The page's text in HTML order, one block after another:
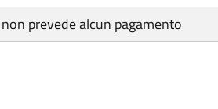
prevede alcun pagamento